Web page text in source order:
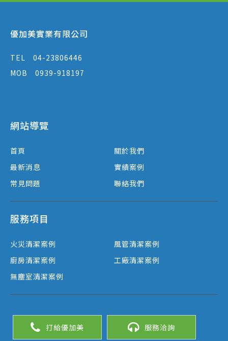
優加美實業有限公司
TEL
04-23806446
MOB
0939-918197
網站導覽
首頁
關於我們
最新消息
實績案例
常見問題
聯絡我們
服務項目
火災清潔案例
風管清潔案例
廚房清潔案例
工廠清潔案例
無塵室清潔案例
打給優加美 服務洽詢